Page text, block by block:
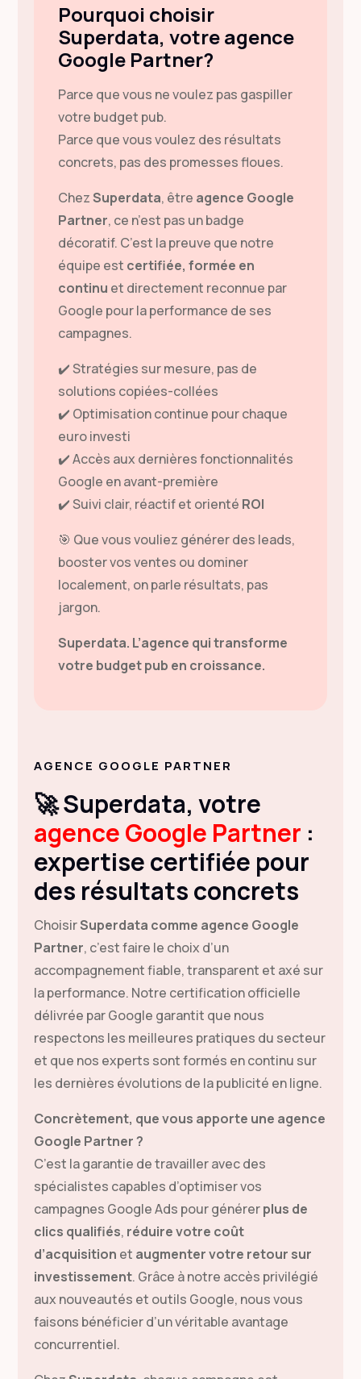
Pourquoi choisir
Superdata, votre agence
Google Partner?
Parce que vous ne voulez pas gaspiller
votre budget pub.
Parce que vous voulez des résultats
concrets, pas des promesses floues.
ChezSuperdata, être agence Google
Partner, ce n’est pas un badge
décoratif. C’est la preuve que notre
équipe est certifiée, formée en
continu et directement reconnue par
Google pour la performance de ses
campagnes.
✔️ Stratégies sur mesure, pas de
solutions copiées-collées
✔️ Optimisation continue pour chaque
euro investi
✔️ Accès aux dernières fonctionnalités
Google en avant-première
✔️ Suivi clair, réactif et orienté ROI
🎯 Que vous vouliez générer des leads,
booster vos ventes ou dominer
localement, on parle résultats, pas
jargon.
Superdata. L’agence qui transforme
votre budget pub en croissance.
AGENCE GOOGLE PARTNER
🚀 Superdata, votre
agence Google Partner :
expertise certifiée pour
des résultats concrets
ChoisirSuperdata comme agence Google
Partner, c’est faire le choix d’un
accompagnement fiable, transparent et axé sur
la performance. Notre certification officielle
délivrée par Google garantit que nous
respectons les meilleures pratiques du secteur
et que nos experts sont formés en continu sur
les dernières évolutions de la publicité en ligne.
Concrètement, que vous apporte une agence
Google Partner ?
C’est la garantie de travailler avec des
spécialistes capables d’optimiser vos
campagnes Google Ads pour générerplus de
clics qualifiés, réduire votre coût
d’acquisition et augmenter votre retour sur
investissement. Grâce à notre accès privilégié
aux nouveautés et outils Google, nous vous
faisons bénéficier d’un véritable avantage
concurrentiel.